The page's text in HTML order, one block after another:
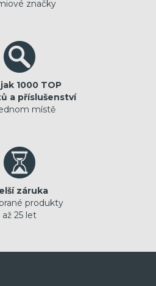
značky
1000 TOP
a příslušenství
místě
záruka
produkty
až 25 let